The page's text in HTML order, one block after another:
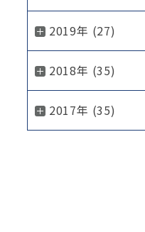
2019年 (27)
2018年 (35)
2017年 (35)